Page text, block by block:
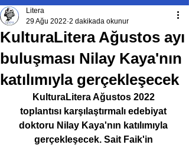
KulturaLitera Ağustos ayı
buluşması Nilay Kaya'nın
katılımıyla gerçekleşecek
Litera
29 Ağu 2022 2 dakikada okunur
KulturaLitera Ağustos 2022
toplantısı karşılaştırmalı edebiyat
doktoru Nilay Kaya'nın katılımıyla
gerçekleşecek. Sait Faik'in